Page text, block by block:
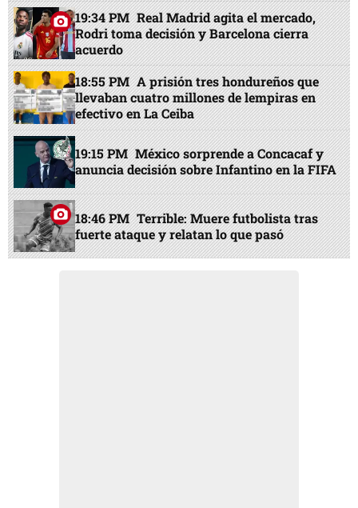
19:34 PM Real Madrid agita el mercado,
Rodri toma decisión y Barcelona cierra
acuerdo
18:55 PM A prisión tres hondureños que
llevaban cuatro millones de lempiras en
efectivo en La Ceiba
19:15 PM México sorprende a Concacaf y
anuncia decisión sobre Infantino en la FIFA
18:46 PM Terrible: Muere futbolista tras
fuerte ataque y relatan lo que pasó